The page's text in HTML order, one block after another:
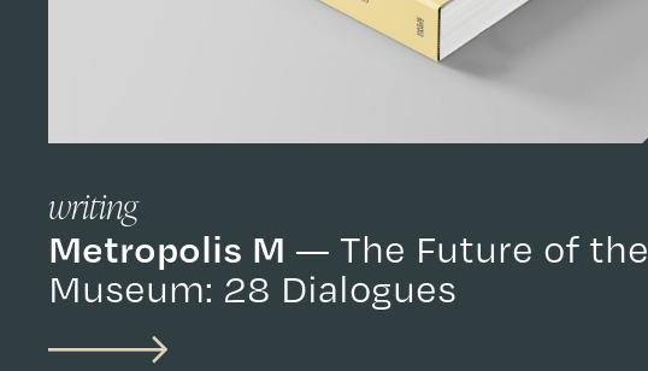
writing
Metropolis M
The Future of the
Museum: 28 Dialogues